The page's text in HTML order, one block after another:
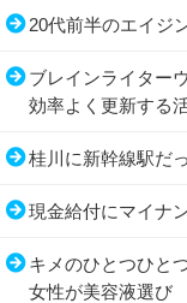
20代前半のエイジ
ブレインライター
効率よく更新する
桂川に新幹線駅だ
現金給付にマイナ
キメのひとつひと
女性が美容液選び